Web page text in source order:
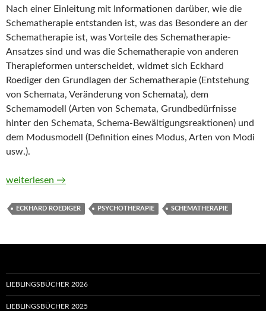
Nach einer Einleitung mit Informationen darüber, wie die
Schematherapie entstanden ist, was das Besondere an der
Schematherapie ist, was Vorteile des Schematherapie-
Ansatzes sind und was die Schematherapie von anderen
Therapieformen unterscheidet, widmet sich Eckhard
Roediger den Grundlagen der Schematherapie (Entstehung
von Schemata, Veränderung von Schemata), dem
Schemamodell (Arten von Schemata, Grundbedürfnisse
hinter den Schemata, Schema-Bewältigungsreaktionen) und
dem Modusmodell (Definition eines Modus, Arten von Modi
usw.).
Raus aus den Lebensfallen. Das Schematherapie-Begleitbuch
weiterlesen →
ECKHARD ROEDIGER PSYCHOTHERAPIE SCHEMATHERAPIE
LIEBLINGSBÜCHER 2026
LIEBLINGSBÜCHER 2025